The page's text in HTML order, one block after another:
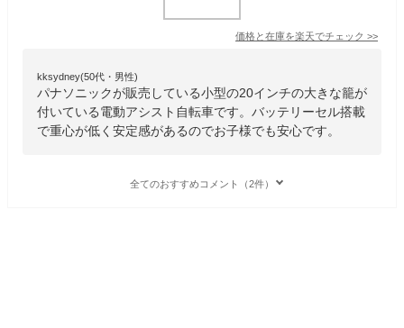
価格と在庫を楽天でチェック >>
kksydney(50代・男性)
パナソニックが販売している小型の20インチの大きな籠が
付いている電動アシスト自転車です。バッテリーセル搭載
で重心が低く安定感があるのでお子様でも安心です。
全てのおすすめコメント（2件）